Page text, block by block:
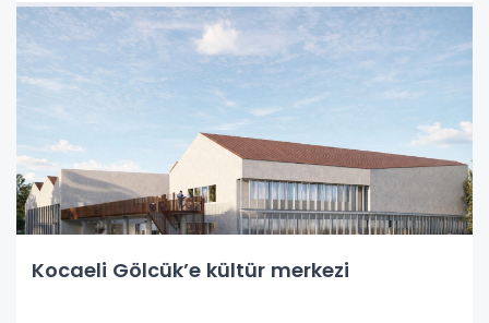
Kocaeli Gölcük’e kültür merkezi